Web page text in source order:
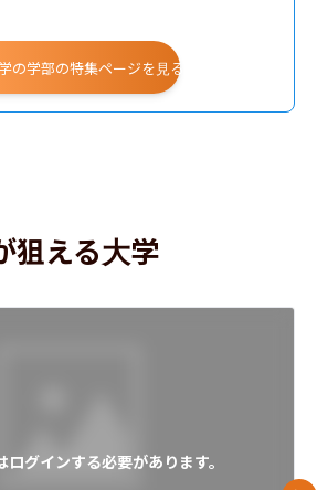
ーション学科
の学部の特集ページを見る
狙える大学
ログインする必要があります。